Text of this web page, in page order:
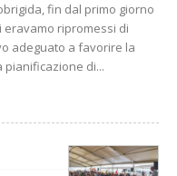
fin dal primo giorno
ripromessi di
adeguato a favorire la
pianificazione di...